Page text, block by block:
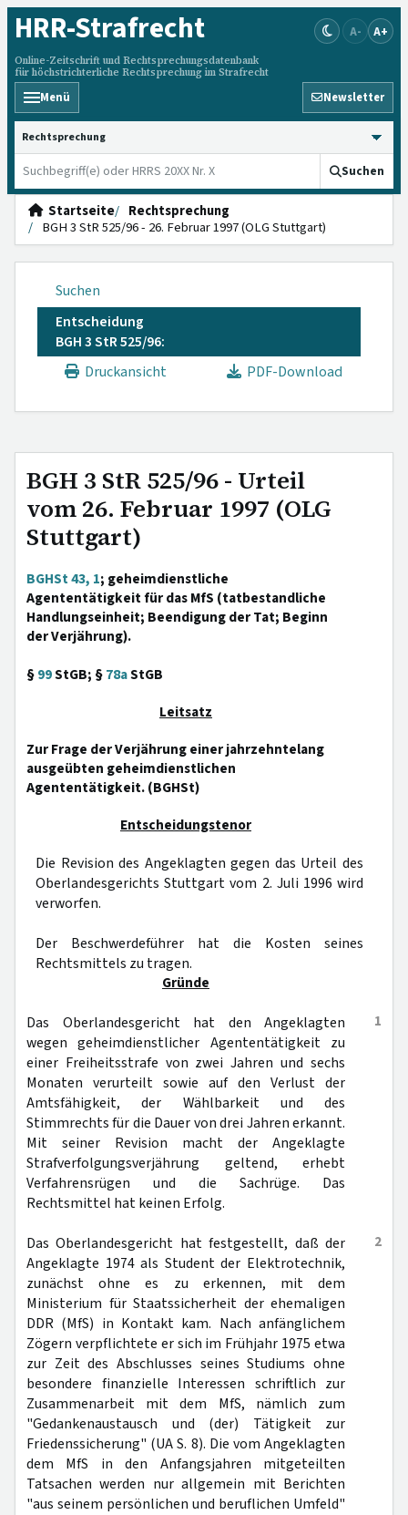
HRR-Strafrecht
Online-Zeitschrift und Rechtsprechungsdatenbank
für höchstrichterliche Rechtsprechung im Strafrecht
A- A+
Menü Newsletter
HRRS durchsuchen
Suchen
Startseite
Rechtsprechung
BGH 3 StR 525/96 - 26. Februar 1997 (OLG Stuttgart)
Suchen
Entscheidung
BGH 3 StR 525/96:
Druckansicht
PDF-Download
BGH 3 StR 525/96 - Urteil
vom 26. Februar 1997 (OLG
Stuttgart)
BGHSt 43, 1; geheimdienstliche
Agententätigkeit für das MfS (tatbestandliche
Handlungseinheit; Beendigung der Tat; Beginn
der Verjährung).
§99StGB; §78aStGB
Leitsatz
Zur Frage der Verjährung einer jahrzehntelang
ausgeübten geheimdienstlichen
Agententätigkeit. (BGHSt)
Entscheidungstenor
Die Revision des Angeklagten gegen das Urteil des
Oberlandesgerichts Stuttgart vom 2. Juli 1996 wird
verworfen.
Der Beschwerdeführer hat die Kosten seines
Rechtsmittels zu tragen.
Gründe
1
Das Oberlandesgericht hat den Angeklagten
wegen geheimdienstlicher Agententätigkeit zu
einer Freiheitsstrafe von zwei Jahren und sechs
Monaten verurteilt sowie auf den Verlust der
Amtsfähigkeit, der Wählbarkeit und des
Stimmrechts für die Dauer von drei Jahren erkannt.
Mit seiner Revision macht der Angeklagte
Strafverfolgungsverjährung geltend, erhebt
Verfahrensrügen und die Sachrüge. Das
Rechtsmittel hat keinen Erfolg.
2
Das Oberlandesgericht hat festgestellt, daß der
Angeklagte 1974 als Student der Elektrotechnik,
zunächst ohne es zu erkennen, mit dem
Ministerium für Staatssicherheit der ehemaligen
DDR (MfS) in Kontakt kam. Nach anfänglichem
Zögern verpflichtete er sich im Frühjahr 1975 etwa
zur Zeit des Abschlusses seines Studiums ohne
besondere finanzielle Interessen schriftlich zur
Zusammenarbeit mit dem MfS, nämlich zum
"Gedankenaustausch und (der) Tätigkeit zur
Friedenssicherung" (UA S. 8). Die vom Angeklagten
dem MfS in den Anfangsjahren mitgeteilten
Tatsachen werden nur allgemein mit Berichten
"aus seinem persönlichen und beruflichen Umfeld"